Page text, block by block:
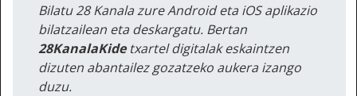
Bilatu 28 Kanala zure Android eta iOS aplikazio
bilatzailean eta deskargatu. Bertan
28KanalaKidetxartel digitalak eskaintzen
dizuten abantailez gozatzeko aukera izango
duzu.